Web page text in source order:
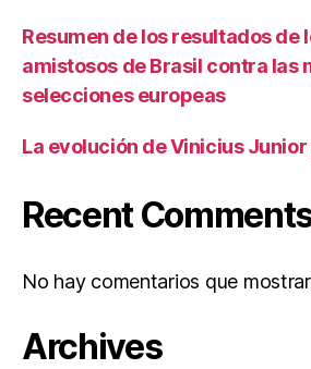
Resumen de los resultados de
amistosos de Brasil contra las
selecciones europeas
La evolución de Vinicius
Recent
No hay comentarios que
Archives